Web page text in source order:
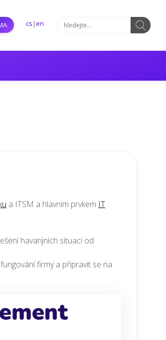
cs |en
a ITSM a hlavním prvkem IT
havarijních situací od
firmy a připravit se na